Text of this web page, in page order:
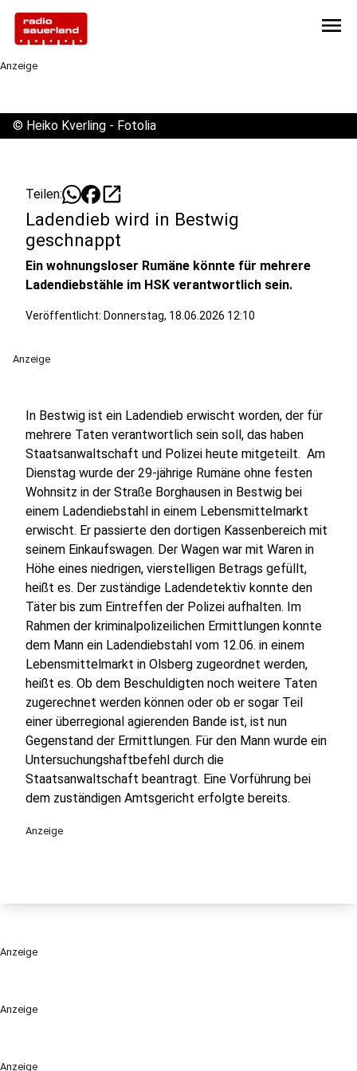
menu
Anzeige
Anzeige
Anzeige
© Heiko Kverling - Fotolia
Teilen: open_in_new
Ladendieb wird in Bestwig
geschnappt
Ein wohnungsloser Rumäne könnte für mehrere
Ladendiebstähle im HSK verantwortlich sein.
Veröffentlicht: Donnerstag, 18.06.2026 12:10
Anzeige
In Bestwig ist ein Ladendieb erwischt worden, der für
mehrere Taten verantwortlich sein soll, das haben
Staatsanwaltschaft und Polizei heute mitgeteilt. Am
Dienstag wurde der 29-jährige Rumäne ohne festen
Wohnsitz in der Straße Borghausen in Bestwig bei
einem Ladendiebstahl in einem Lebensmittelmarkt
erwischt. Er passierte den dortigen Kassenbereich mit
seinem Einkaufswagen. Der Wagen war mit Waren in
Höhe eines niedrigen, vierstelligen Betrags gefüllt,
heißt es. Der zuständige Ladendetektiv konnte den
Täter bis zum Eintreffen der Polizei aufhalten. Im
Rahmen der kriminalpolizeilichen Ermittlungen konnte
dem Mann ein Ladendiebstahl vom 12.06. in einem
Lebensmittelmarkt in Olsberg zugeordnet werden,
heißt es. Ob dem Beschuldigten noch weitere Taten
zugerechnet werden können oder ob er sogar Teil
einer überregional agierenden Bande ist, ist nun
Gegenstand der Ermittlungen. Für den Mann wurde ein
Untersuchungshaftbefehl durch die
Staatsanwaltschaft beantragt. Eine Vorführung bei
dem zuständigen Amtsgericht erfolgte bereits.
Anzeige
Anzeige